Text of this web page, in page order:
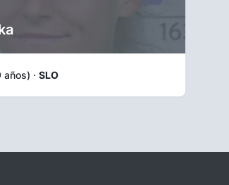
· SLO